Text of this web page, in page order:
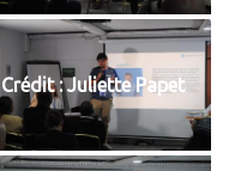
Crédit : Juliette Papet